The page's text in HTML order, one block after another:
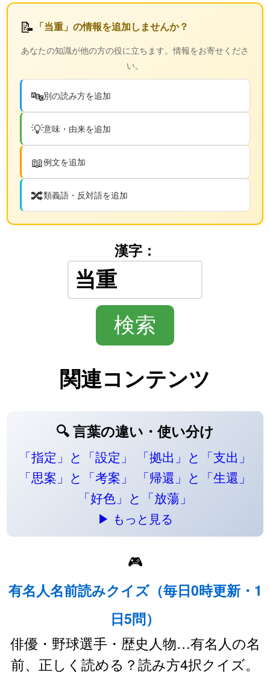
📝 「当重」の情報を追加しませんか？
あなたの知識が他の方の役に立ちます。情報をお寄せくださ
い。
🔤別の読み方を追加
💡意味・由来を追加
📖例文を追加
🔀類義語・反対語を追加
漢字：
関連コンテンツ
🔍 言葉の違い・使い分け
「指定」と「設定」
「拠出」と「支出」
「思案」と「考案」
「帰還」と「生還」
「好色」と「放蕩」
▶ もっと見る
🎮
有名人名前読みクイズ（毎日0時更新・1
日5問）
俳優・野球選手・歴史人物…有名人の名
前、正しく読める？読み方4択クイズ。